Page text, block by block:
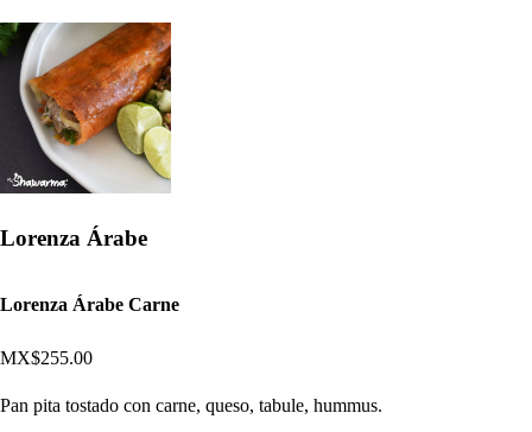
Lorenza Árabe
Lorenza Árabe Carne
MX$255.00
Pan pita tostado con carne, queso, tabule, hummus.